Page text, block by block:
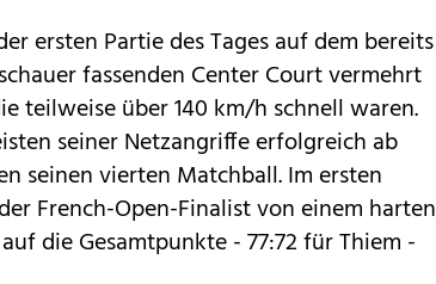
ersten Partie des Tages auf dem bereits
fassenden Center Court vermehrt
teilweise über 140 km/h schnell waren.
seiner Netzangriffe erfolgreich ab
seinen vierten Matchball. Im ersten
French-Open-Finalist von einem harten
die Gesamtpunkte - 77:72 für Thiem -